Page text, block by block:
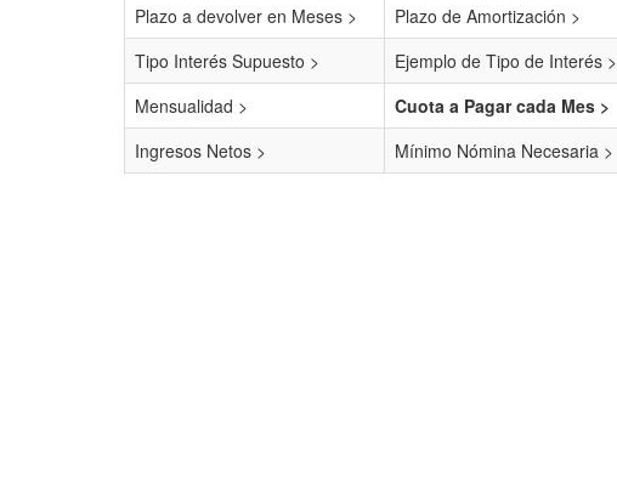
Plazo a devolver en Meses >
Plazo de Amortización >
Tipo Interés Supuesto >
Ejemplo de Tipo de Interés >
Mensualidad >
Cuota a Pagar cada Mes >
Ingresos Netos >
Mínimo Nómina Necesaria >